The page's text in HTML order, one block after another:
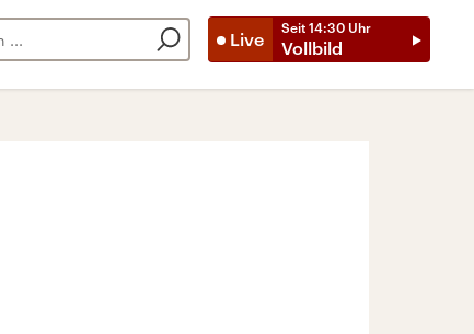
Live
Seit 14:30 Uhr
Vollbild